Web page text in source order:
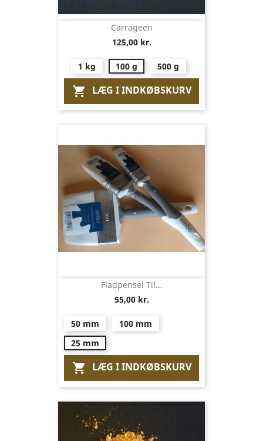
Carrageen
125,00 kr.
1 kg 100 g 500 g
 LÆG I INDKØBSKURV
Fladpensel Til...
55,00 kr.
50 mm
100 mm
25 mm
 LÆG I INDKØBSKURV